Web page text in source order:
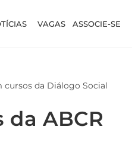
VAGAS ASSOCIE-SE
da ABCR